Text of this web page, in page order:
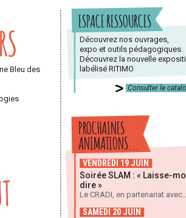
Bleu des
ESPACE RESSOURCES
Découvrez nos ouvrages,
expo et outils pédagogiques.
Découvrez la nouvelle
labélisé RITIMO
Consulter le
PROCHAINES
ANIMATIONS...
VENDREDI 19 JUIN
Soirée SLAM : « Laisse-
dire »
Le CRADI, en partenariat avec...
SAMEDI 20 JUIN